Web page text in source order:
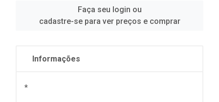
Faça seu login ou
cadastre-se para ver preços e comprar
Informações
*